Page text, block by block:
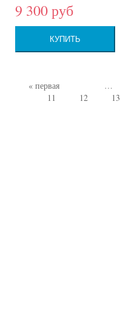
9 300 руб
КУПИТЬ
Страницы
« первая …
11 12 13